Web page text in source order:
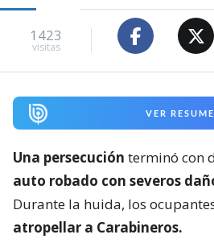
1423
visitas
VER
Una persecución terminó con
auto robado con severos
Durante la huida, los
atropellar a Carabineros.